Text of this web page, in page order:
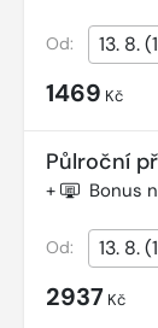
Od:
1469 Kč
Půlroční
+ Bonus
Od:
2937 Kč